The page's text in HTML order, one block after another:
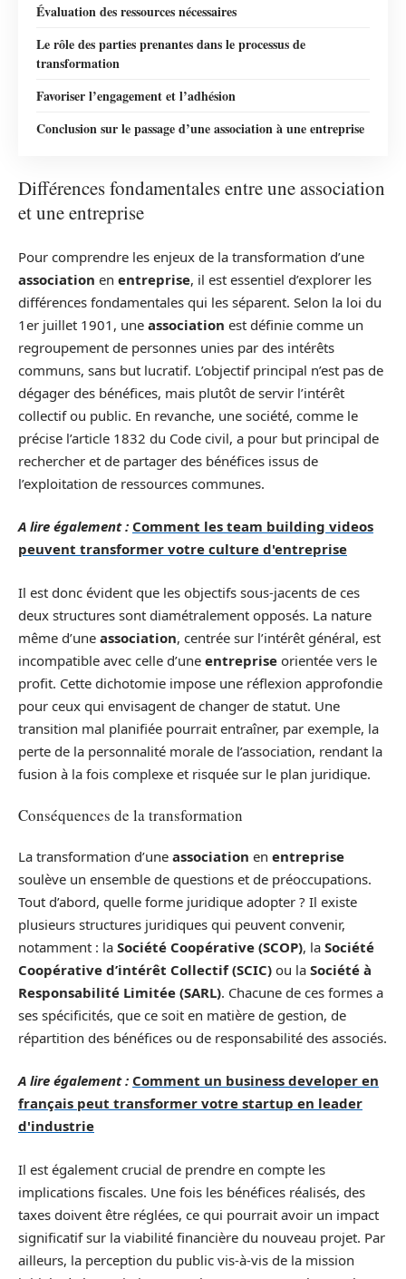
Évaluation des ressources nécessaires
Le rôle des parties prenantes dans le processus de
transformation
Favoriser l’engagement et l’adhésion
Conclusion sur le passage d’une association à une entreprise
Différences fondamentales entre une association
et une entreprise
Pour comprendre les enjeux de la transformation d’une
association en entreprise, il est essentiel d’explorer les
différences fondamentales qui les séparent. Selon la loi du
1er juillet 1901, une association est définie comme un
regroupement de personnes unies par des intérêts
communs, sans but lucratif. L’objectif principal n’est pas de
dégager des bénéfices, mais plutôt de servir l’intérêt
collectif ou public. En revanche, une société, comme le
précise l’article 1832 du Code civil, a pour but principal de
rechercher et de partager des bénéfices issus de
l’exploitation de ressources communes.
A lire également : Comment les team building videos
peuvent transformer votre culture d'entreprise
Il est donc évident que les objectifs sous-jacents de ces
deux structures sont diamétralement opposés. La nature
même d’une association, centrée sur l’intérêt général, est
incompatible avec celle d’une entreprise orientée vers le
profit. Cette dichotomie impose une réflexion approfondie
pour ceux qui envisagent de changer de statut. Une
transition mal planifiée pourrait entraîner, par exemple, la
perte de la personnalité morale de l’association, rendant la
fusion à la fois complexe et risquée sur le plan juridique.
Conséquences de la transformation
La transformation d’une association en entreprise
soulève un ensemble de questions et de préoccupations.
Tout d’abord, quelle forme juridique adopter ? Il existe
plusieurs structures juridiques qui peuvent convenir,
notamment : la Société Coopérative (SCOP), la Société
Coopérative d’intérêt Collectif (SCIC) ou la Société à
Responsabilité Limitée (SARL). Chacune de ces formes a
ses spécificités, que ce soit en matière de gestion, de
répartition des bénéfices ou de responsabilité des associés.
A lire également : Comment un business developer en
français peut transformer votre startup en leader
d'industrie
Il est également crucial de prendre en compte les
implications fiscales. Une fois les bénéfices réalisés, des
taxes doivent être réglées, ce qui pourrait avoir un impact
significatif sur la viabilité financière du nouveau projet. Par
ailleurs, la perception du public vis-à-vis de la mission